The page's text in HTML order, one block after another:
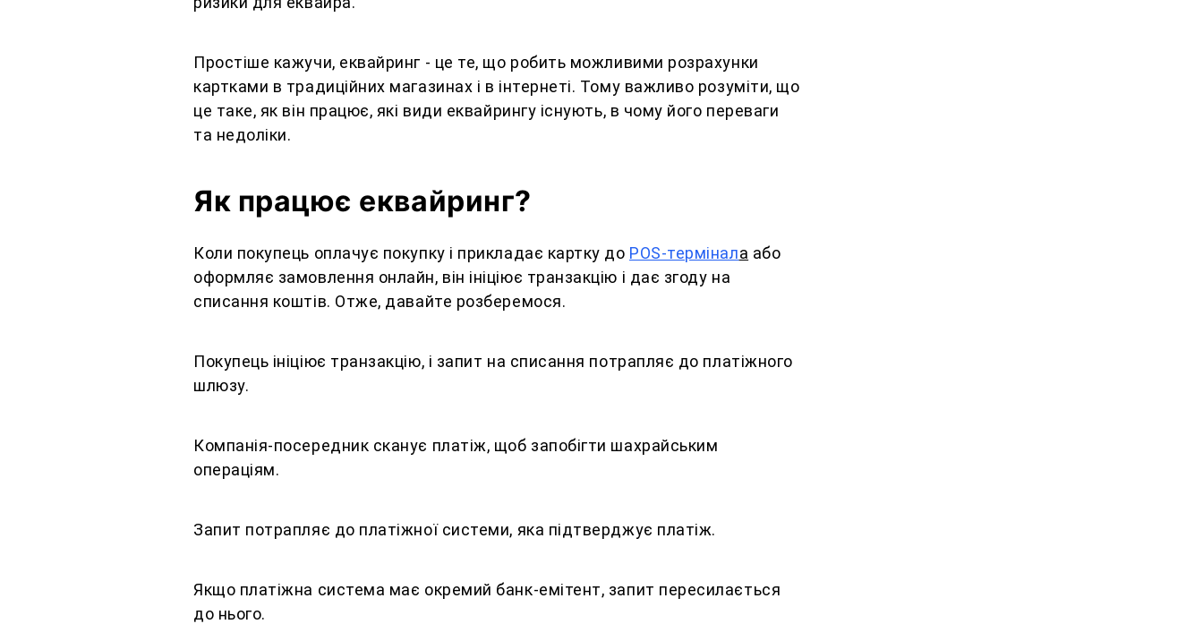
Простіше кажучи, еквайринг - це те, що робить можливими розрахунки
картками в традиційних магазинах і в інтернеті. Тому важливо розуміти, що
це таке, як він працює, які види еквайрингу існують, в чому його переваги
та недоліки.
Як працює еквайринг?
Коли покупець оплачує покупку і прикладає картку до POS-термінала або
оформляє замовлення онлайн, він ініціює транзакцію і дає згоду на
списання коштів. Отже, давайте розберемося.
Покупець ініціює транзакцію, і запит на списання потрапляє до платіжного
шлюзу.
Компанія-посередник сканує платіж, щоб запобігти шахрайським
операціям.
Запит потрапляє до платіжної системи, яка підтверджує платіж.
Якщо платіжна система має окремий банк-емітент, запит пересилається
до нього.